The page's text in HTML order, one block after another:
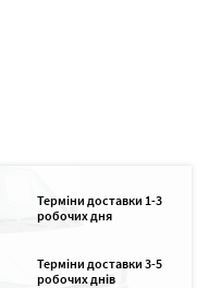
Терміни доставки 1-3
робочих дня
Терміни доставки 3-5
робочих днів